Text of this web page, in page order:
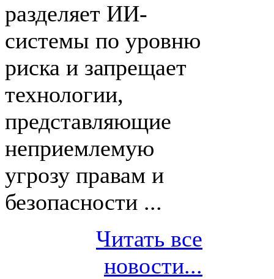
разделяет ИИ-
системы по уровню
риска и запрещает
технологии,
представляющие
неприемлемую
угрозу правам и
безопасности ...
Читать все
новости...